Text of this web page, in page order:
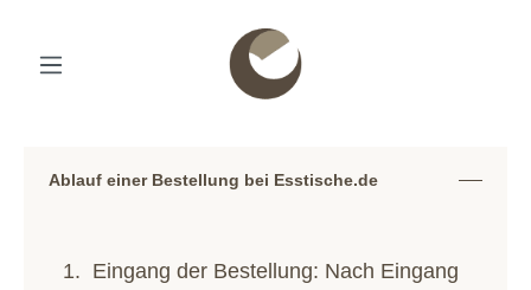
Ablauf einer Bestellung bei Esstische.de
Eingang der Bestellung: Nach Eingang